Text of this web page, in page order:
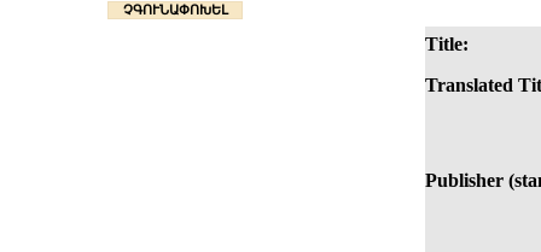
ՉԳՈՒՆԱՓՈԽԵԼ
Title:
Translated
Publisher